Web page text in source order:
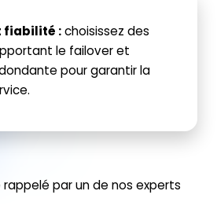
fiabilité : choisissez des
le failover et
pour garantir la
par un de nos experts